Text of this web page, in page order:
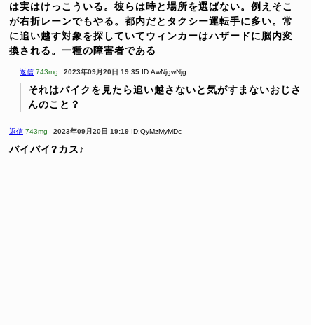
は実はけっこういる。彼らは時と場所を選ばない。例えそこ
が右折レーンでもやる。都内だとタクシー運転手に多い。常
に追い越す対象を探していてウィンカーはハザードに脳内変
換される。一種の障害者である
返信 743mg 2023年09月20日 19:35 ID:AwNjgwNjg
それはバイクを見たら追い越さないと気がすまないおじさ
んのこと？
返信 743mg 2023年09月20日 19:19 ID:QyMzMyMDc
バイバイ?カス♪